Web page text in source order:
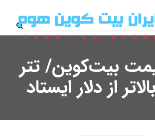
بیت‌کوین/ تتر
از دلار ایستاد